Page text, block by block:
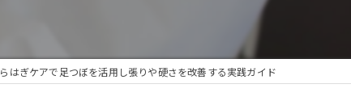
はぎケアで足つぼを活用し張りや硬さを改善する実践ガイド